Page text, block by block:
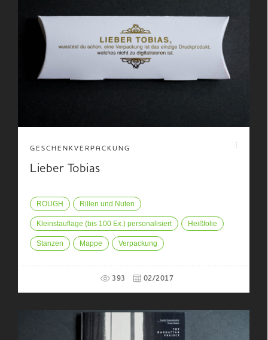
GESCHENKVERPACKUNG
Lieber Tobias
ROUGH Rillen und Nuten
Kleinstauflage (bis 100 Ex.) personalisiert Heißfolie
Stanzen Mappe Verpackung
393 02/2017